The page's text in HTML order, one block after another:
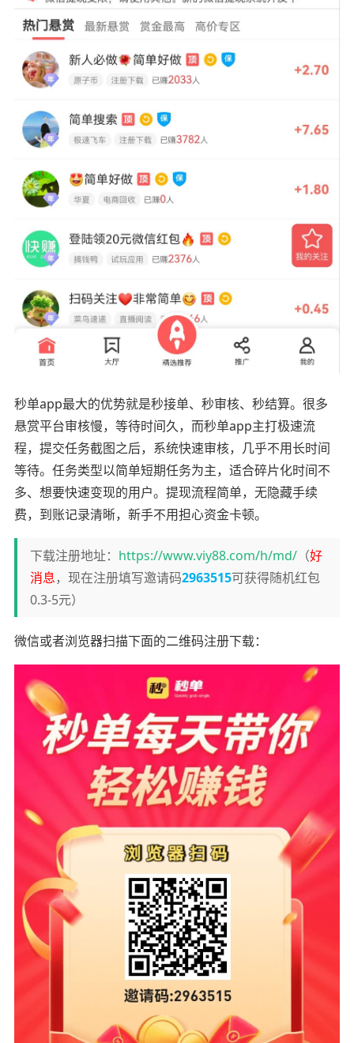
秒单app最大的优势就是秒接单、秒审核、秒结算。很多
悬赏平台审核慢，等待时间久，而秒单app主打极速流
程，提交任务截图之后，系统快速审核，几乎不用长时间
等待。任务类型以简单短期任务为主，适合碎片化时间不
多、想要快速变现的用户。提现流程简单，无隐藏手续
费，到账记录清晰，新手不用担心资金卡顿。
下载注册地址： https://www.viy88.com/h/md/（好
消息，现在注册填写邀请码2963515可获得随机红包
0.3-5元）
微信或者浏览器扫描下面的二维码注册下载：